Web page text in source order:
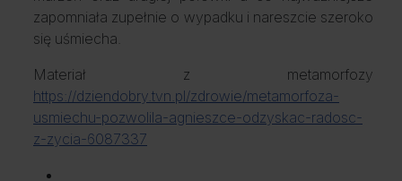
zapomniała zupełnie o wypadku i nareszcie szeroko
się uśmiecha.
Materiał z metamorfozy
https://dziendobry.tvn.pl/zdrowie/metamorfoza-
usmiechu-pozwolila-agnieszce-odzyskac-radosc-
z-zycia-6087337